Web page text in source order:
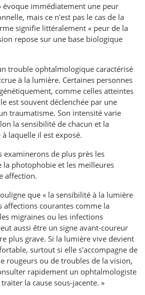
évoque immédiatement une peur
mais ce n'est pas le cas de la
signifie littéralement « peur de la
repose sur une base biologique
trouble ophtalmologique caractérisé
à la lumière. Certaines personnes
comme celles atteintes
est souvent déclenchée par une
traumatisme. Son intensité varie
la sensibilité de chacun et la
laquelle il est exposé.
examinerons de plus près les
la photophobie et les meilleures
affection.
que « la sensibilité à la lumière
affections courantes comme la
migraines ou les infections
aussi être un signe avant-coureur
plus grave. Si la lumière vive devient
surtout si elle s'accompagne de
rougeurs ou de troubles de la vision,
rapidement un ophtalmologiste
la cause sous-jacente. »